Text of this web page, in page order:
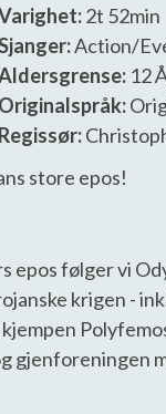
2t 52min
Action/
12
Originalspråk:
Regissør:
store epos!
epos følger vi
krigen -
gjenforeningen